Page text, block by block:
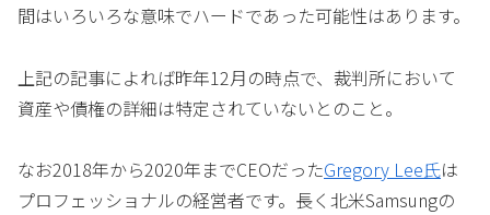
間はいろいろな意味でハードであった可能性はあります。
上記の記事によれば昨年12月の時点で、裁判所において
資産や債権の詳細は特定されていないとのこと。
なお2018年から2020年までCEOだったGregory Lee氏は
プロフェッショナルの経営者です。長く北米Samsungの